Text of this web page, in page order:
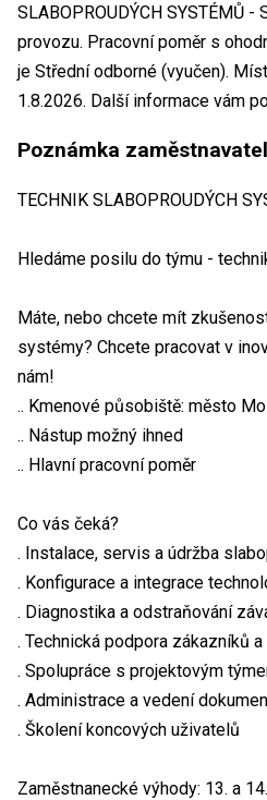
SLABOPROUDÝCH SYSTÉMŮ
provozu. Pracovní poměr s
je Střední odborné (vyučen).
1.8.2026. Další informace vám
Poznámka
TECHNIK SLABOPROUDÝCH
Hledáme posilu do týmu -
Máte, nebo chcete mít
systémy? Chcete pracovat v
nám!
.. Kmenové působiště: město
.. Nástup možný ihned
.. Hlavní pracovní poměr
Co vás čeká?
. Instalace, servis a údržba
. Konfigurace a integrace
. Diagnostika a odstraňování
. Technická podpora zákazníků
. Spolupráce s projektovým
. Administrace a vedení
. Školení koncových uživatelů
Zaměstnanecké výhody: 13. a